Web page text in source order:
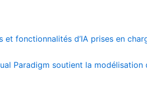
fonctionnalités d’IA prises en
Paradigm soutient la modélisation